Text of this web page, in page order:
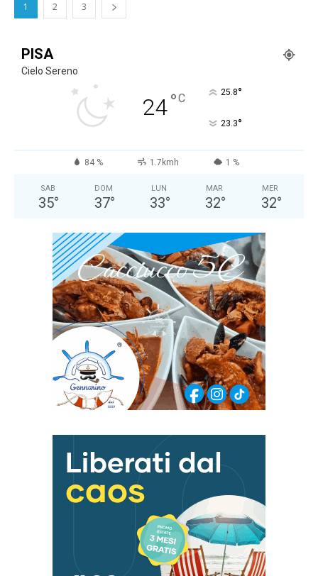
1 2 3
PISA
Cielo Sereno
24°C 25.8°
23.3°
84 % 1.7kmh 1 %
SAB
35°
DOM
37°
LUN
33°
MAR
32°
MER
32°